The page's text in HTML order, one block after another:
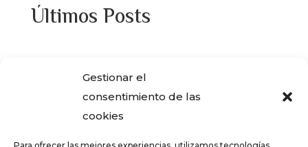
Gestionar el
consentimiento de las
cookies
Últimos Posts
ENCASA CIBELES compró al IVIMA en el
año 2013?